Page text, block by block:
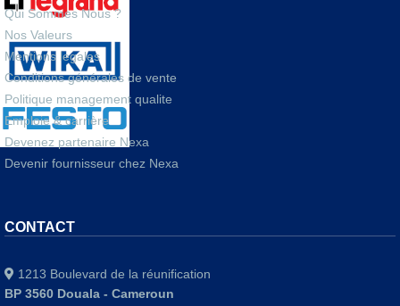
Qui Sommes Nous ?
Nos Valeurs
Mentions legales
Conditions générales de vente
Politique management qualite
Emploie & carrière
Devenez partenaire Nexa
Devenir fournisseur chez Nexa
CONTACT
1213 Boulevard de la réunification
BP 3560 Douala - Cameroun